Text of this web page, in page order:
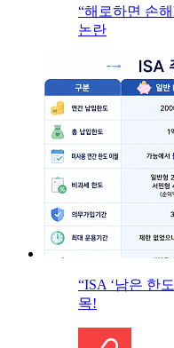
“해로하면 손해
논란
“ISA ‘남은 한
목!